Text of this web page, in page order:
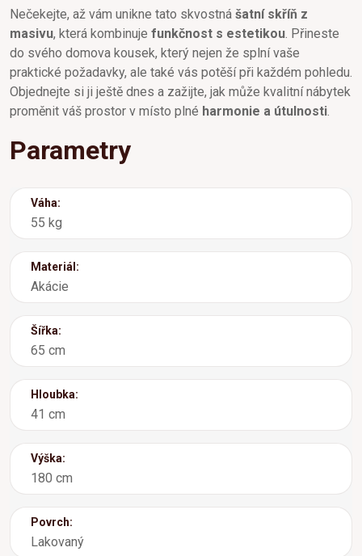
Nečekejte, až vám unikne tato skvostná šatní skříň z
masivu, která kombinuje funkčnost s estetikou . Přineste
do svého domova kousek, který nejen že splní vaše
praktické požadavky, ale také vás potěší při každém pohledu.
Objednejte si ji ještě dnes a zažijte, jak může kvalitní nábytek
proměnit váš prostor v místo plné harmonie a útulnosti
Parametry
Váha:
55 kg
Materiál:
Akácie
Šířka:
65 cm
Hloubka:
41 cm
Výška:
180 cm
Povrch:
Lakovaný